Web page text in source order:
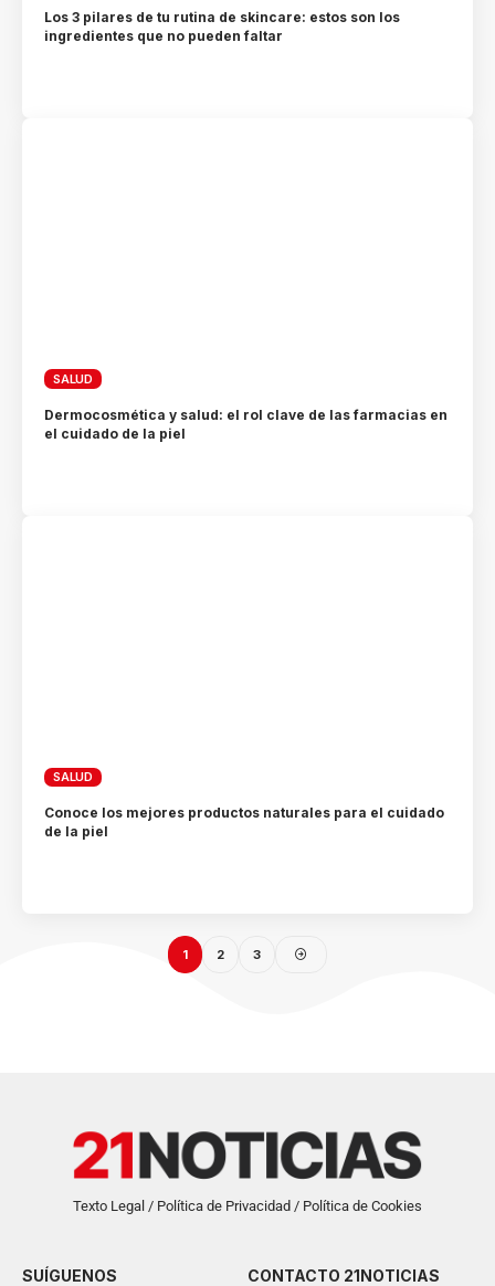
Los 3 pilares de tu rutina de skincare: estos son los
ingredientes que no pueden faltar
SALUD
Dermocosmética y salud: el rol clave de las farmacias en
el cuidado de la piel
SALUD
Conoce los mejores productos naturales para el cuidado
de la piel
1 2 3
Texto Legal / Política de Privacidad / Política de Cookies
SUÍGUENOS CONTACTO 21NOTICIAS